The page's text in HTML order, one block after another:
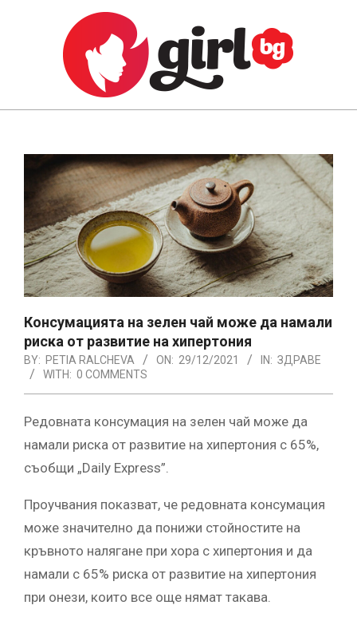
GIRL.BG
Navigation
Консумацията на зелен чай може да намали
риска от развитие на хипертония
BY: PETIA RALCHEVA ON: 29/12/2021 IN: ЗДРАВЕ
WITH: 0 COMMENTS
Редовната консумация на зелен чай може да
намали риска от развитие на хипертония с 65%,
съобщи „Daily Express”.
Проучвания показват, че редовната консумация
може значително да понижи стойностите на
кръвното налягане при хора с хипертония и да
намали с 65% риска от развитие на хипертония
при онези, които все още нямат такава.